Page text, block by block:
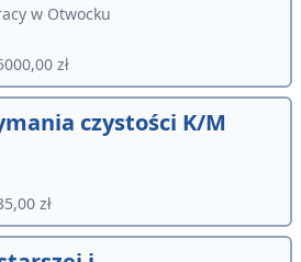
w Otwocku
zł
czystości K/M
zł